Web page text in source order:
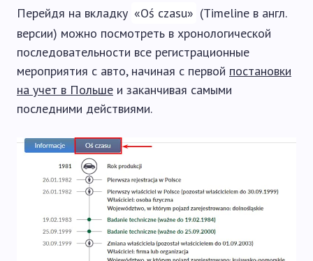
Перейдя на вкладку «Oś czasu» (Timeline в англ.
версии) можно посмотреть в хронологической
последовательности все регистрационные
мероприятия с авто, начиная с первой постановки
на учет в Польше и заканчивая самыми
последними действиями.